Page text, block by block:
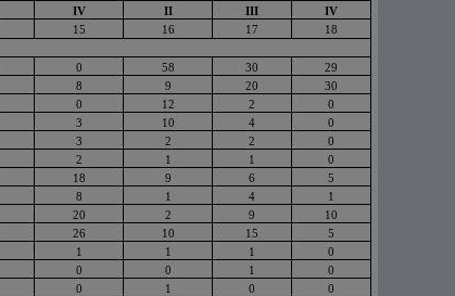
IV II III IV
15 16 17
18
0 58 30
29
8 9 20
30
0 12 2
0
3 10 4
0
3 2 2
0
2 1 1
0
18 9 6
5
8 1 4
1
20 2 9
10
26 10 15
5
1 1 1
0
0 0 1
0
0 1 0
0